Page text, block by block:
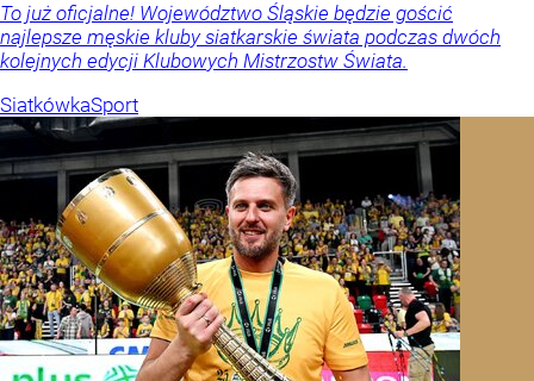
To już oficjalne! Województwo Śląskie będzie gościć
najlepsze męskie kluby siatkarskie świata podczas dwóch
kolejnych edycji Klubowych Mistrzostw Świata.
SiatkówkaSport